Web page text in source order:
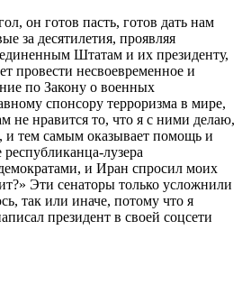
он готов пасть, готов дать нам
за десятилетия, проявляя
Штатам и их президенту,
провести несвоевременное и
по Закону о военных
спонсору терроризма в мире,
не нравится то, что я с ними делаю,
и тем самым оказывает помощь и
лузера
и Иран спросил моих
Эти сенаторы только усложнили
так или иначе, потому что я
президент в своей соцсети